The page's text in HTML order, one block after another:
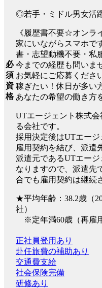
必
須
資
格
◎若手・ミドル男女活
《履歴書不要☆オンラ
家にいながらスマホで
書・志望動機不要・私
今までの経歴も問いま
お気軽にご応募くださ
稼ぎたい！休日が多い
あなたの希望の働き方
UTエージェント株式
る会社です。
採用決定後はUTエー
雇用契約を結び、派遣
派遣元であるUTエー
なりますので、派遣先
合でも雇用契約は継続
★平均年齢：38.2歳（
社）
※定年満60歳（再雇
正社員登用あり
赴任旅費の補助あり
交通費支給
社会保険完備
研修あり